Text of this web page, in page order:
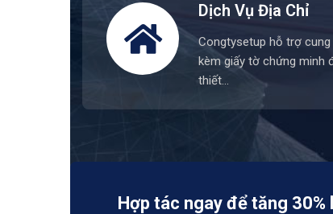
Dịch Vụ Địa Chỉ
Congtysetup hỗ trợ
kèm giấy tờ chứng minh
thiết…
Hợp tác ngay để tăng